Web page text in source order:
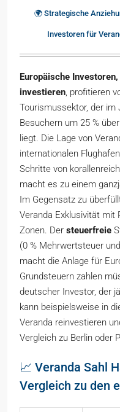
🌍 Strategische
Investoren für
Europäische
investieren, profitieren
Tourismussektor, der im
Besuchern um 25 %
liegt. Die Lage von
internationalen
Schritte von
macht es zu einem
Im Gegensatz zu
Veranda Exklusivität mit
Zonen. Der steuerfreie
(0 % Mehrwertsteuer
macht die Anlage für
Grundsteuern zahlen
deutscher Investor, der
kann beispielsweise in
Veranda reinvestieren
Vergleich zu Berlin oder
📈 Veranda Sahl
Vergleich zu den